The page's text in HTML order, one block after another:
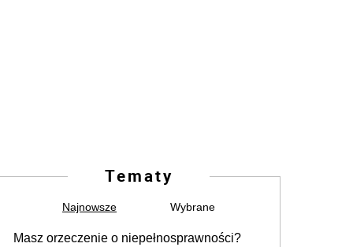
Tematy
Najnowsze Wybrane
Masz orzeczenie o niepełnosprawności?